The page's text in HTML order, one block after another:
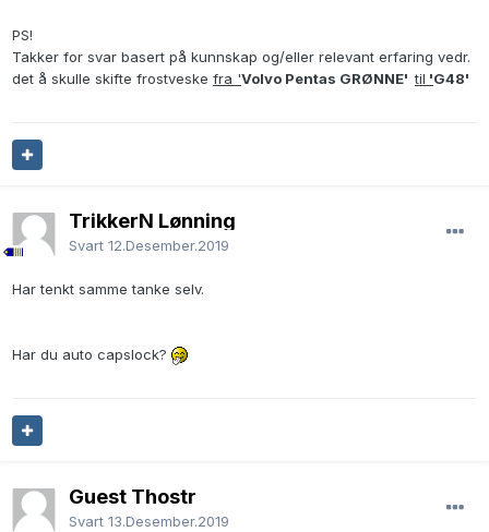
PS!
Takker for svar basert på kunnskap og/eller relevant erfaring vedr.
det å skulle skifte frostveske fra 'Volvo Pentas GRØNNE'til 'G48'
TrikkerN Lønning
Svart 12.Desember.2019
Har tenkt samme tanke selv.
Har du auto capslock?
Guest Thostr
Svart 13.Desember.2019